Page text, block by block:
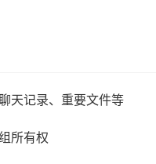
天记录、重要文件等
所有权